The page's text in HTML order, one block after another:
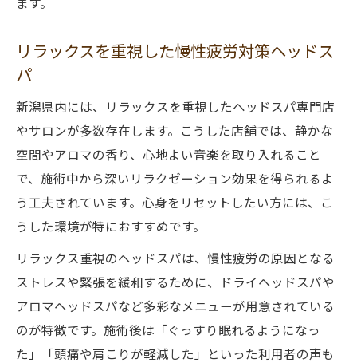
リラックスを重視した慢性疲労対策ヘッドス
パ
新潟県内には、リラックスを重視したヘッドスパ専門店
やサロンが多数存在します。こうした店舗では、静かな
空間やアロマの香り、心地よい音楽を取り入れること
で、施術中から深いリラクゼーション効果を得られるよ
う工夫されています。心身をリセットしたい方には、こ
うした環境が特におすすめです。
リラックス重視のヘッドスパは、慢性疲労の原因となる
ストレスや緊張を緩和するために、ドライヘッドスパや
アロマヘッドスパなど多彩なメニューが用意されている
のが特徴です。施術後は「ぐっすり眠れるようになっ
た」「頭痛や肩こりが軽減した」といった利用者の声も